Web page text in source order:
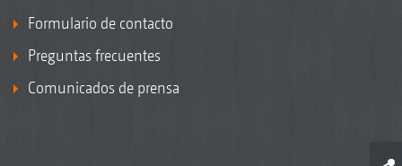
Formulario de contacto
Preguntas frecuentes
Comunicados de prensa